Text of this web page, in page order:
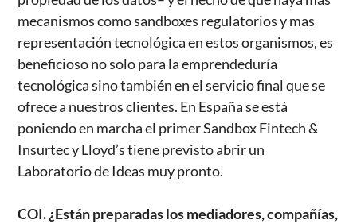
mecanismos como sandboxes regulatorios y mas
representación tecnológica en estos organismos, es
beneficioso no solo para la emprendeduría
tecnológica sino también en el servicio final que se
ofrece a nuestros clientes. En España se está
poniendo en marcha el primer Sandbox Fintech &
Insurtec y Lloyd’s tiene previsto abrir un
Laboratorio de Ideas muy pronto.
COI. ¿Están preparadas los mediadores, compañías,